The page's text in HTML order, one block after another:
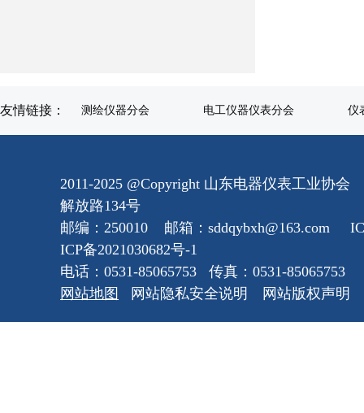
友情链接： 测绘仪器分会 电工仪器仪表分会 仪
2011-2025 @Copyright 山东电器仪表工业协
解放路134号
邮编：250010 邮箱：sddqybxh@163.com
ICP备2021030682号-1
电话：0531-85065753 传真：0531-85065753
网站地图
网站隐私安全说明 网站版权声明